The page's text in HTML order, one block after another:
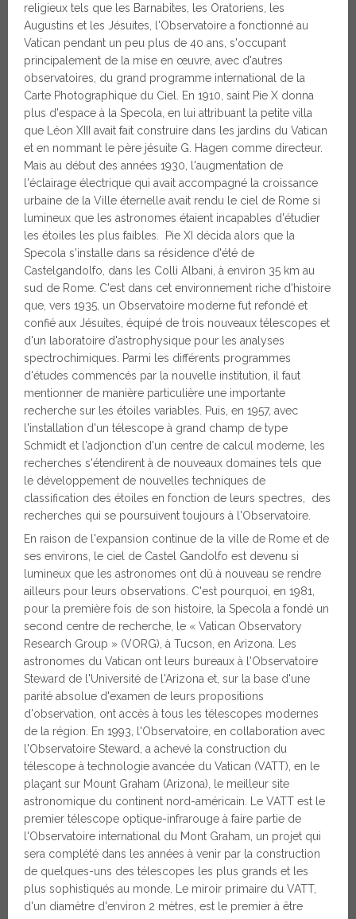
religieux tels que les Barnabites, les Oratoriens, les
Augustins et les Jésuites, l'Observatoire a fonctionné au
Vatican pendant un peu plus de 40 ans, s'occupant
principalement de la mise en œuvre, avec d'autres
observatoires, du grand programme international de la
Carte Photographique du Ciel. En 1910, saint Pie X donna
plus d'espace à la Specola, en lui attribuant la petite villa
que Léon XIII avait fait construire dans les jardins du Vatican
et en nommant le père jésuite G. Hagen comme directeur.
Mais au début des années 1930, l'augmentation de
l'éclairage électrique qui avait accompagné la croissance
urbaine de la Ville éternelle avait rendu le ciel de Rome si
lumineux que les astronomes étaient incapables d'étudier
les étoiles les plus faibles. Pie XI décida alors que la
Specola s'installe dans sa résidence d'été de
Castelgandolfo, dans les Colli Albani, à environ 35 km au
sud de Rome. C'est dans cet environnement riche d'histoire
que, vers 1935, un Observatoire moderne fut refondé et
confié aux Jésuites, équipé de trois nouveaux télescopes et
d'un laboratoire d'astrophysique pour les analyses
spectrochimiques. Parmi les différents programmes
d'études commencés par la nouvelle institution, il faut
mentionner de manière particulière une importante
recherche sur les étoiles variables. Puis, en 1957, avec
l'installation d'un télescope à grand champ de type
Schmidt et l'adjonction d'un centre de calcul moderne, les
recherches s'étendirent à de nouveaux domaines tels que
le développement de nouvelles techniques de
classification des étoiles en fonction de leurs spectres, des
recherches qui se poursuivent toujours à l'Observatoire.
En raison de l'expansion continue de la ville de Rome et de
ses environs, le ciel de Castel Gandolfo est devenu si
lumineux que les astronomes ont dû à nouveau se rendre
ailleurs pour leurs observations. C'est pourquoi, en 1981,
pour la première fois de son histoire, la Specola a fondé un
second centre de recherche, le « Vatican Observatory
Research Group » (VORG), à Tucson, en Arizona. Les
astronomes du Vatican ont leurs bureaux à l'Observatoire
Steward de l'Université de l'Arizona et, sur la base d'une
parité absolue d'examen de leurs propositions
d'observation, ont accès à tous les télescopes modernes
de la région. En 1993, l'Observatoire, en collaboration avec
l'Observatoire Steward, a achevé la construction du
télescope à technologie avancée du Vatican (VATT), en le
plaçant sur Mount Graham (Arizona), le meilleur site
astronomique du continent nord-américain. Le VATT est le
premier télescope optique-infrarouge à faire partie de
l'Observatoire international du Mont Graham, un projet qui
sera complété dans les années à venir par la construction
de quelques-uns des télescopes les plus grands et les
plus sophistiqués au monde. Le miroir primaire du VATT,
d'un diamètre d'environ 2 mètres, est le premier à être